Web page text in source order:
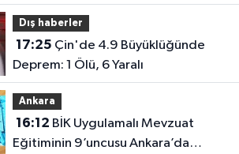
Dış haberler
17:25
Deprem: 1 Ölü, 6 Yaralı
Ankara
16:12
Eğitiminin 9’uncusu Ankara’da